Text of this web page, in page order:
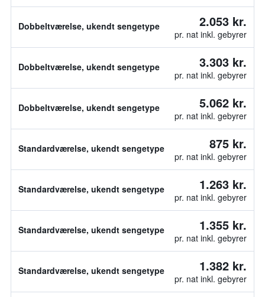
Dobbeltværelse, ukendt sengetype 2.053 kr.
pr. nat inkl. gebyrer
Dobbeltværelse, ukendt sengetype 3.303 kr.
pr. nat inkl. gebyrer
Dobbeltværelse, ukendt sengetype 5.062 kr.
pr. nat inkl. gebyrer
Standardværelse, ukendt sengetype 875 kr.
pr. nat inkl. gebyrer
Standardværelse, ukendt sengetype 1.263 kr.
pr. nat inkl. gebyrer
Standardværelse, ukendt sengetype 1.355 kr.
pr. nat inkl. gebyrer
Standardværelse, ukendt sengetype 1.382 kr.
pr. nat inkl. gebyrer